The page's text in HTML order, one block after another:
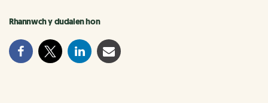
Rhannwch y dudalen hon